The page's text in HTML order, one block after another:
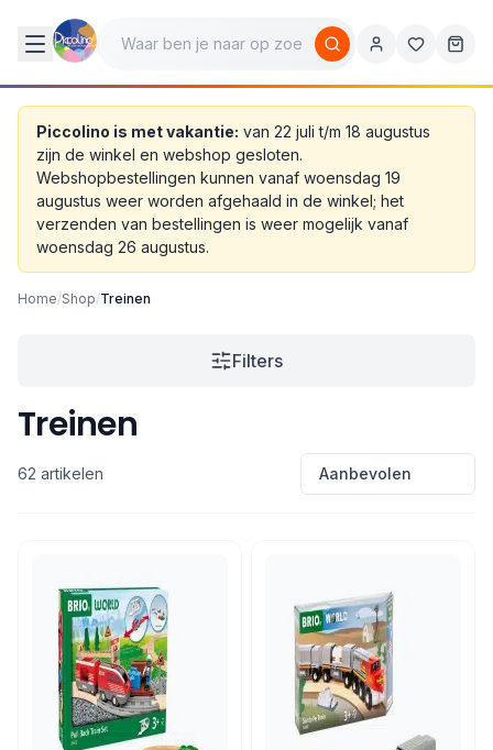
Piccolino is met vakantie: van 22 juli t/m 18 augustus
zijn de winkel en webshop gesloten.
Webshopbestellingen kunnen vanaf woensdag 19
augustus weer worden afgehaald in de winkel; het
verzenden van bestellingen is weer mogelijk vanaf
woensdag 26 augustus.
Home/Shop/Treinen
Filters
Treinen
62 artikelen